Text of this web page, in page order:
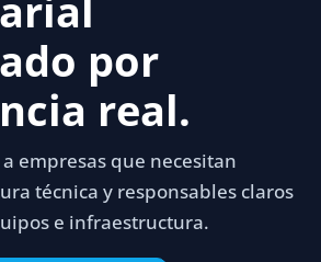
por
real.
a empresas que necesitan
técnica y responsables claros
e infraestructura.